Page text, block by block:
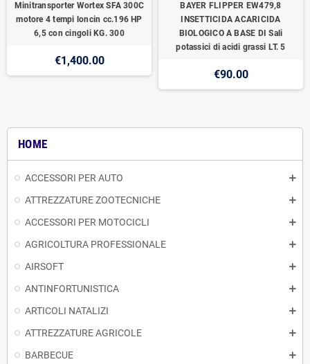
HOME
ACCESSORI PER AUTO
ATTREZZATURE ZOOTECNICHE
ACCESSORI PER MOTOCICLI
AGRICOLTURA PROFESSIONALE
AIRSOFT
ANTINFORTUNISTICA
ARTICOLI NATALIZI
ATTREZZATURE AGRICOLE
BARBECUE
Minitransporter Wortex SFA 300C
motore 4 tempi loncin cc.196 HP
6,5 con cingoli KG. 300
€1,400.00
BAYER FLIPPER EW479,8
INSETTICIDA ACARICIDA
BIOLOGICO A BASE DI Sali
potassici di acidi grassi LT. 5
€90.00